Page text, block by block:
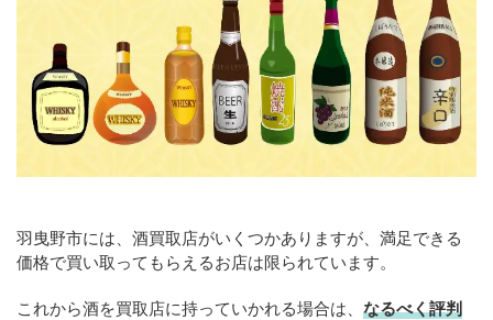
羽曳野市には、酒買取店がいくつかありますが、満足できる
価格で買い取ってもらえるお店は限られています。
これから酒を買取店に持っていかれる場合は、 なるべく評判